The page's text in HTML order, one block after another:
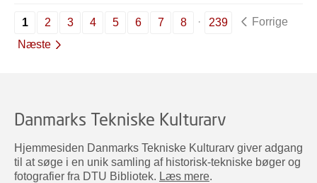
1 2 3 4 5 6 7 8 239
Forrige
Næste
Danmarks Tekniske Kulturarv
Hjemmesiden Danmarks Tekniske Kulturarv giver adgang
til at søge i en unik samling af historisk-tekniske bøger og
fotografier fra DTU Bibliotek. Læs mere.